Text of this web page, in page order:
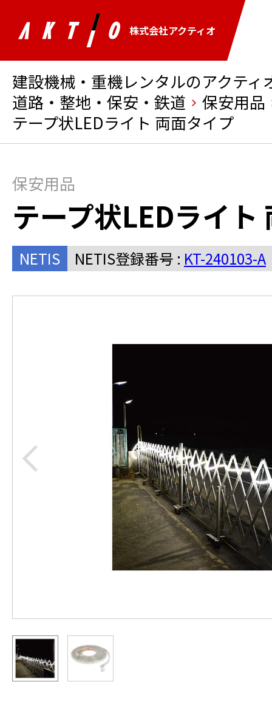
株式会社アクティオ
建設機械・重機レンタルのアクティ
道路・整地・保安・鉄道
保安用品
テープ状LEDライト 両面タイプ
保安用品
テープ状LEDライト
NETIS NETIS登録番号 : KT-240103-A